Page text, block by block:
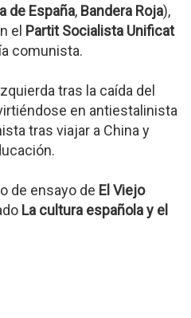
de España, Bandera Roja),
el Partit Socialista Unificat
comunista.
tras la caída del
en antiestalinista
tras viajar a China y
de ensayo de El Viejo
La cultura española y el